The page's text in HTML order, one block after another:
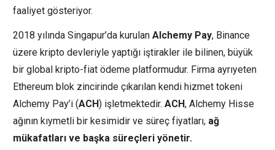
faaliyet gösteriyor.
2018 yılında Singapur’da kurulan Alchemy Pay, Binance
üzere kripto devleriyle yaptığı iştirakler ile bilinen, büyük
bir global kripto-fiat ödeme platformudur. Firma ayrıyeten
Ethereum blok zincirinde çıkarılan kendi hizmet tokeni
Alchemy Pay’i (ACH) işletmektedir. ACH, Alchemy Hisse
ağının kıymetli bir kesimidir ve süreç fiyatları, ağ
mükafatları ve başka süreçleri yönetir.